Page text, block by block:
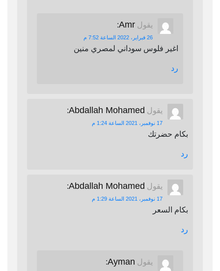
يقول Amr
:
26 فبراير، 2022 الساعة 7:52 م
اغير فلوس سوداني لمصري منين
رد
يقول Abdallah Mohamed
:
17 نوفمبر، 2021 الساعة 1:24 م
بكام حضرتك
رد
يقول Abdallah Mohamed
:
17 نوفمبر، 2021 الساعة 1:29 م
بكام السعر
رد
يقول Ayman
: